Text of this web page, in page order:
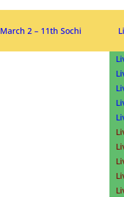
March 2 – 11th Sochi